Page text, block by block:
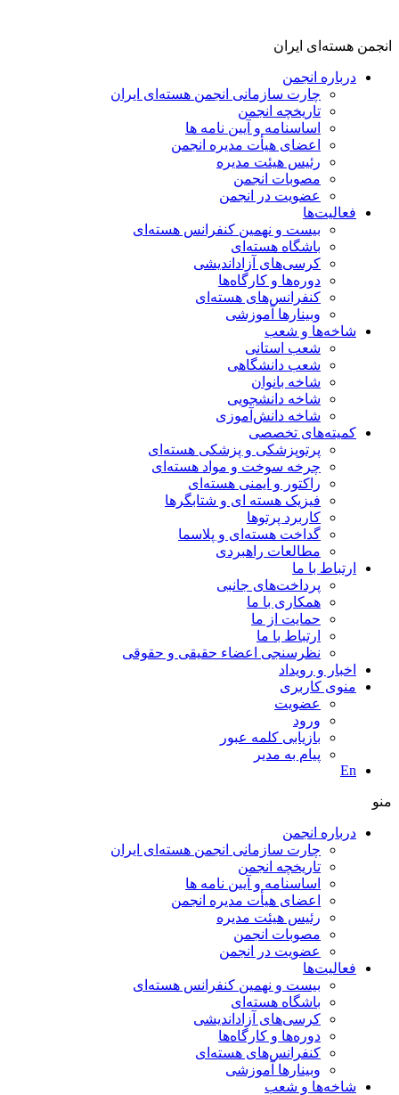
انجمن هسته‌ای ایران
درباره انجمن
چارت سازمانی انجمن هسته‌ای ایران
تاریخچه انجمن
اساسنامه و آیین نامه ها
اعضای هیأت مدیره انجمن
رئیس هیئت مدیره
مصوبات انجمن
عضویت در انجمن
فعالیت‌ها
بیست و نهمین کنفرانس هسته‌ای
باشگاه هسته‌ای
کرسی‌های آزاداندیشی
دوره‌ها و کارگاه‌ها
کنفرانس‌های هسته‌ای
وبینارها آموزشی
شاخه‌ها و شعب
شعب استانی
شعب دانشگاهی
شاخه بانوان
شاخه دانشجویی
شاخه دانش‌آموزی
کمیته‌های تخصصی
پرتوپزشکی و پزشکی هسته‌ای
چرخه سوخت و مواد هسته‌ای
راکتور و ایمنی هسته‌ای
فیزیک هسته ای و شتابگرها
کاربرد پرتوها
گداخت هسته‌ای و پلاسما
مطالعات راهبردی
ارتباط با ما
پرداخت‌های جانبی
همکاری با ما
حمايت از ما
ارتباط با ما
نظر‌سنجی اعضاء حقیقی و حقوقی
اخبار و رويداد
منوی کاربری
عضویت
ورود
بازیابی کلمه عبور
پیام به مدير
En
منو
درباره انجمن
چارت سازمانی انجمن هسته‌ای ایران
تاریخچه انجمن
اساسنامه و آیین نامه ها
اعضای هیأت مدیره انجمن
رئیس هیئت مدیره
مصوبات انجمن
عضویت در انجمن
فعالیت‌ها
بیست و نهمین کنفرانس هسته‌ای
باشگاه هسته‌ای
کرسی‌های آزاداندیشی
دوره‌ها و کارگاه‌ها
کنفرانس‌های هسته‌ای
وبینارها آموزشی
شاخه‌ها و شعب